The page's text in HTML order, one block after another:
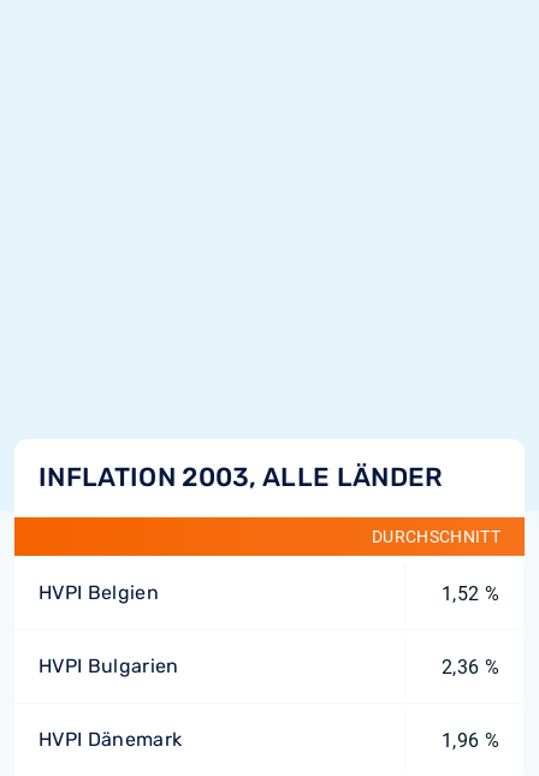
INFLATION 2003, ALLE LÄNDER
DURCHSCHNITT
HVPI Belgien 1,52 %
HVPI Bulgarien 2,36 %
HVPI Dänemark 1,96 %